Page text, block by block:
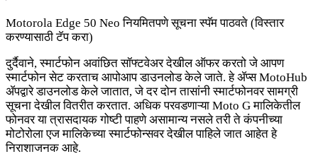
Motorola Edge 50 Neo नियमितपणे सूचना स्पॅम पाठवते (विस्तार
करण्यासाठी टॅप करा)
दुर्दैवाने, स्मार्टफोन अवांछित सॉफ्टवेअर देखील ऑफर करतो जे आपण
स्मार्टफोन सेट करताच आपोआप डाउनलोड केले जाते. हे ॲप्स MotoHub
ॲपद्वारे डाउनलोड केले जातात, जे दर दोन तासांनी स्मार्टफोनवर सामग्री
सूचना देखील वितरीत करतात. अधिक परवडणाऱ्या Moto G मालिकेतील
फोनवर या त्रासदायक गोष्टी पाहणे असामान्य नसले तरी ते कंपनीच्या
मोटोरोला एज मालिकेच्या स्मार्टफोन्सवर देखील पाहिले जात आहेत हे
निराशाजनक आहे.